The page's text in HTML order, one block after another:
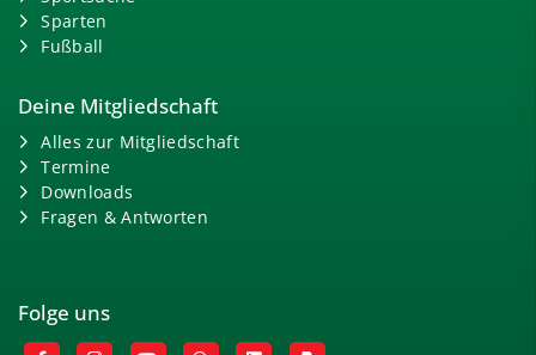
Sparten
Fußball
Deine Mitgliedschaft
Alles zur Mitgliedschaft
Termine
Downloads
Fragen & Antworten
Folge uns